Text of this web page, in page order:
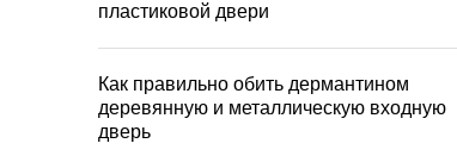
пластиковой двери
Как правильно обить дермантином
деревянную и металлическую входную
дверь